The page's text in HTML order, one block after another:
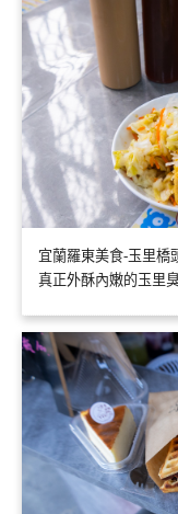
宜蘭羅東美食-玉里橋
真正外酥內嫩的玉里